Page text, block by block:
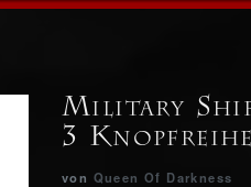
Military
3
von Queen Of Darkness